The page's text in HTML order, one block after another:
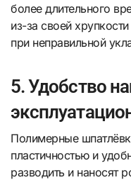
более длительного
из-за своей
при неправильной
5. Удобство
Полимерные
пластичностью и
разводить и наносят